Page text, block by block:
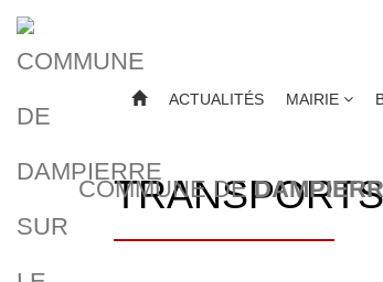
COMMUNE DE
ACTUALITÉS MAIRIE